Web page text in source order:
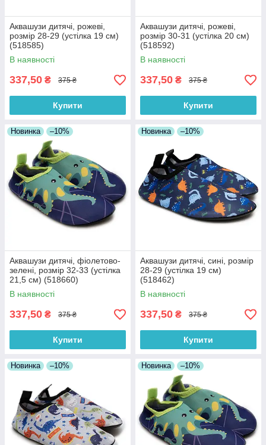
Аквашузи дитячі, рожеві,
розмір 28-29 (устілка 19 см)
(518585)
В наявності
337,50 ₴ 375 ₴
Купити
Аквашузи дитячі, рожеві,
розмір 30-31 (устілка 20 см)
(518592)
В наявності
337,50 ₴ 375 ₴
Купити
Новинка –10%
Аквашузи дитячі, фіолетово-
зелені, розмір 32-33 (устілка
21,5 см) (518660)
В наявності
337,50 ₴ 375 ₴
Купити
Новинка –10%
Аквашузи дитячі, сині, розмір
28-29 (устілка 19 см)
(518462)
В наявності
337,50 ₴ 375 ₴
Купити
Новинка –10% Новинка –10%